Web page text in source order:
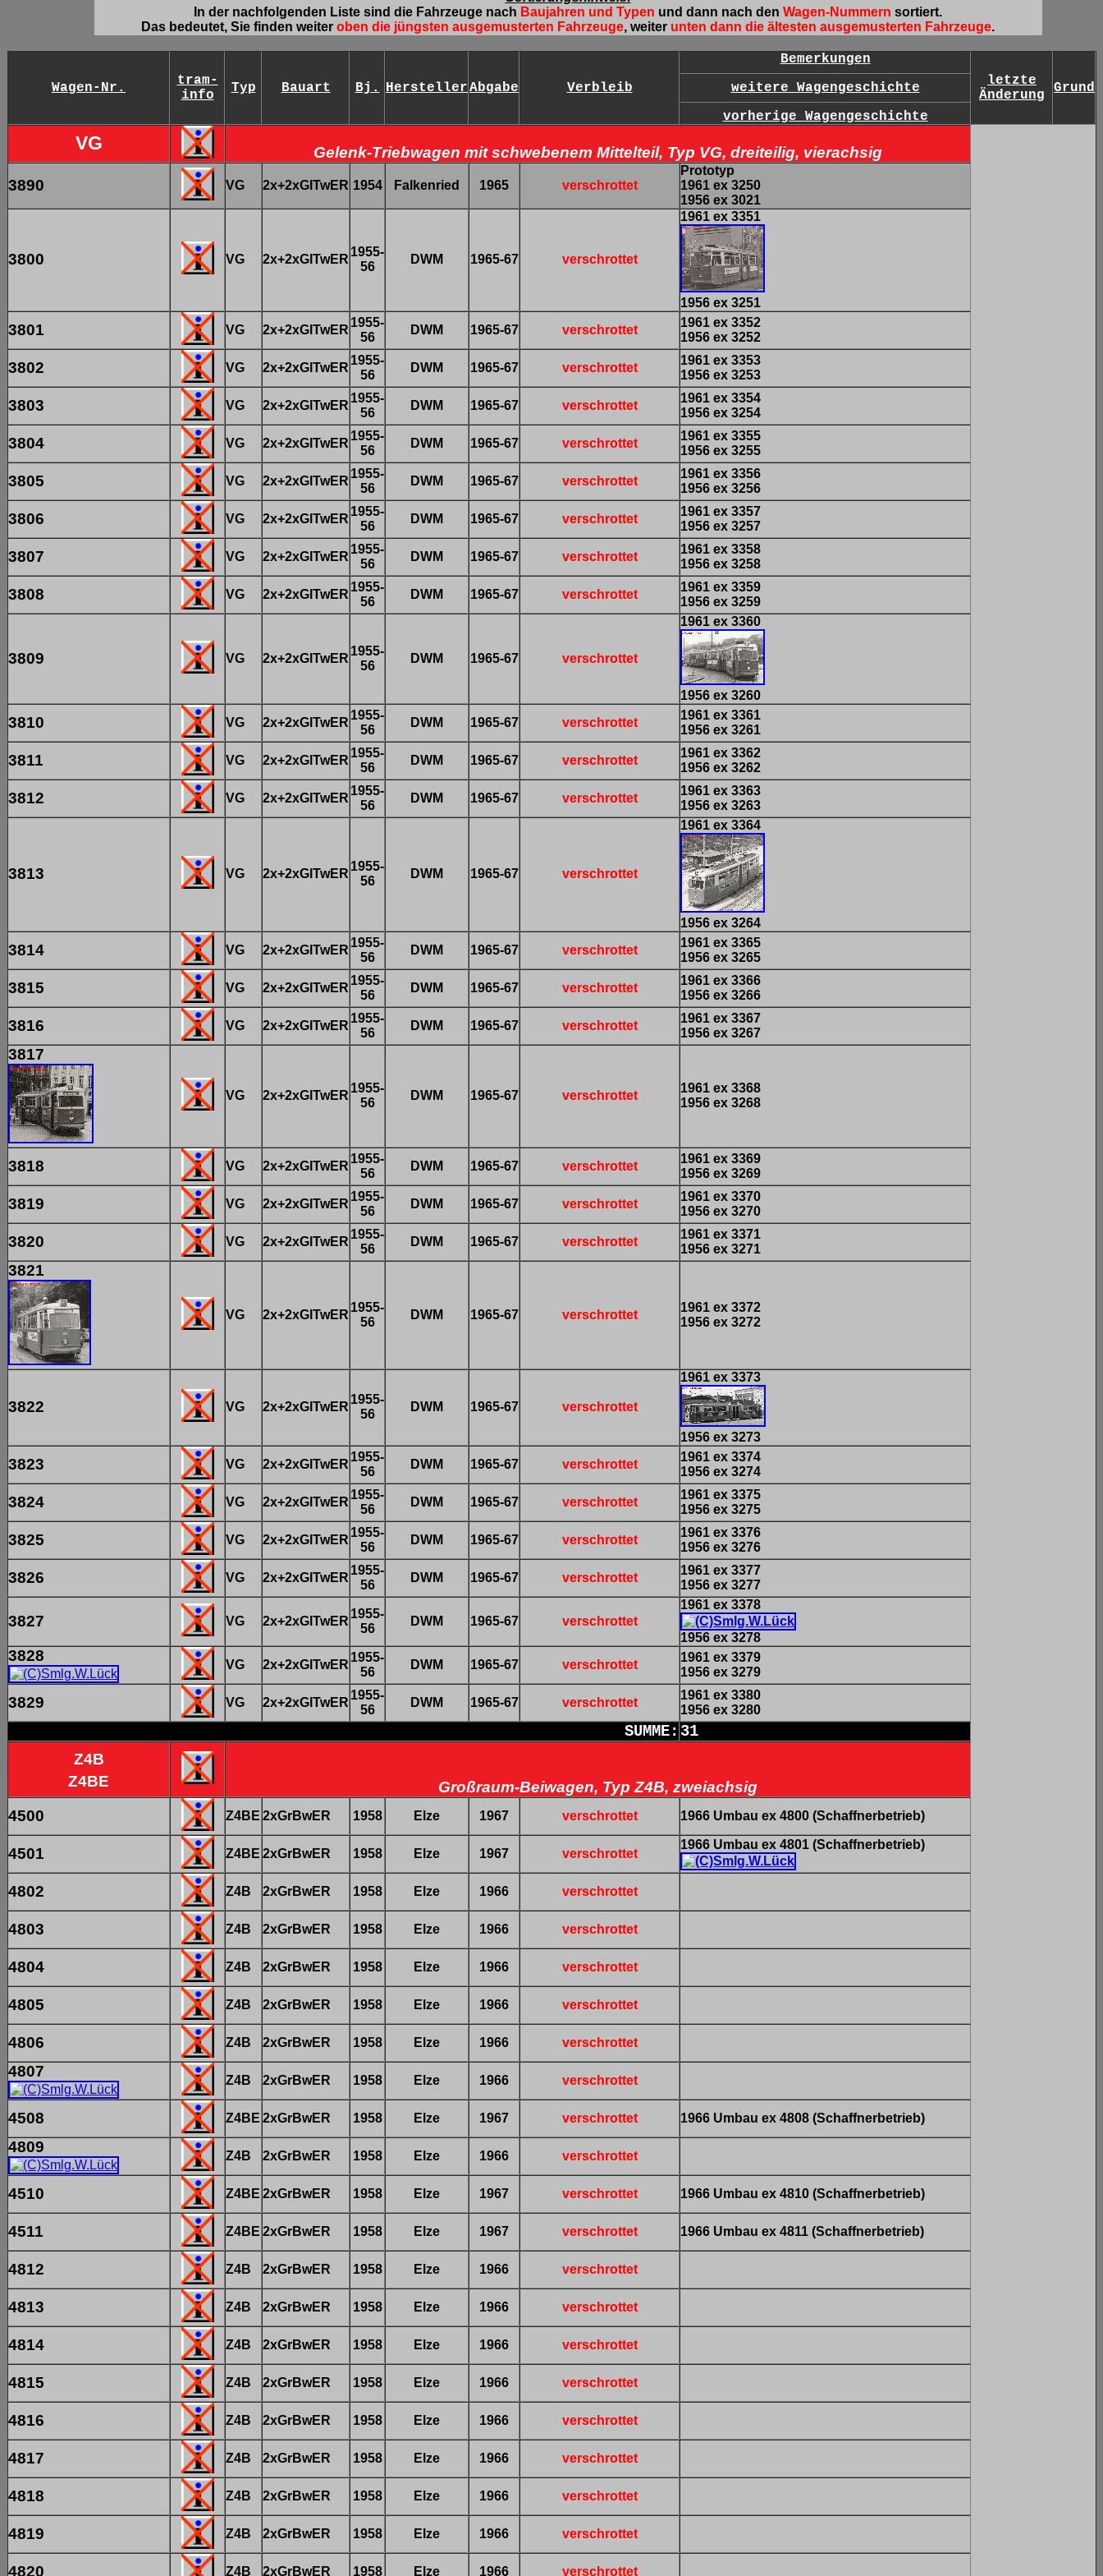
In der nachfolgenden Liste sind die Fahrzeuge nach Baujahren und Typen und dann nach den Wagen-Nummern sortiert.
Das bedeutet, Sie finden weiter oben die jüngsten ausgemusterten Fahrzeuge, weiter unten dann die ältesten ausgemusterten Fahrzeuge.
Wagen-Nr.
tram-
info
Typ Bauart Bj. HerstellerAbgabe Verbleib
Bemerkungen
weitere Wagengeschichte
vorherige Wagengeschichte
letzte
Änderung
Grund
VG
Gelenk-Triebwagen mit schwebenem Mittelteil, Typ VG, dreiteilig, vierachsig
3890
VG 2x+2xGlTwER 1954 Falkenried 1965 verschrottet
Prototyp
1961 ex 3250
1956 ex 3021
3800 VG 2x+2xGlTwER
1955-
56
DWM 1965-67 verschrottet
1961 ex 3351
1956 ex 3251
3801 VG 2x+2xGlTwER
1955-
56
DWM 1965-67 verschrottet
1961 ex 3352
1956 ex 3252
3802 VG 2x+2xGlTwER
1955-
56
DWM 1965-67 verschrottet
1961 ex 3353
1956 ex 3253
3803 VG 2x+2xGlTwER
1955-
56
DWM 1965-67 verschrottet
1961 ex 3354
1956 ex 3254
3804 VG 2x+2xGlTwER
1955-
56
DWM 1965-67 verschrottet
1961 ex 3355
1956 ex 3255
3805 VG 2x+2xGlTwER
1955-
56
DWM 1965-67 verschrottet
1961 ex 3356
1956 ex 3256
3806 VG 2x+2xGlTwER
1955-
56
DWM 1965-67 verschrottet
1961 ex 3357
1956 ex 3257
3807 VG 2x+2xGlTwER
1955-
56
DWM 1965-67 verschrottet
1961 ex 3358
1956 ex 3258
3808 VG 2x+2xGlTwER
1955-
56
DWM 1965-67 verschrottet
1961 ex 3359
1956 ex 3259
3809 VG 2x+2xGlTwER
1955-
56
DWM 1965-67 verschrottet
1961 ex 3360
1956 ex 3260
3810 VG 2x+2xGlTwER
1955-
56
DWM 1965-67 verschrottet
1961 ex 3361
1956 ex 3261
3811 VG 2x+2xGlTwER
1955-
56
DWM 1965-67 verschrottet
1961 ex 3362
1956 ex 3262
3812 VG 2x+2xGlTwER
1955-
56
DWM 1965-67 verschrottet
1961 ex 3363
1956 ex 3263
3813 VG 2x+2xGlTwER
1955-
56
DWM 1965-67 verschrottet
1961 ex 3364
1956 ex 3264
3814 VG 2x+2xGlTwER
1955-
56
DWM 1965-67 verschrottet
1961 ex 3365
1956 ex 3265
3815 VG 2x+2xGlTwER
1955-
56
DWM 1965-67 verschrottet
1961 ex 3366
1956 ex 3266
3816 VG 2x+2xGlTwER
1955-
56
DWM 1965-67 verschrottet
1961 ex 3367
1956 ex 3267
3817
VG 2x+2xGlTwER
1955-
56
DWM 1965-67 verschrottet
1961 ex 3368
1956 ex 3268
3818 VG 2x+2xGlTwER
1955-
56
DWM 1965-67 verschrottet
1961 ex 3369
1956 ex 3269
3819 VG 2x+2xGlTwER
1955-
56
DWM 1965-67 verschrottet
1961 ex 3370
1956 ex 3270
3820 VG 2x+2xGlTwER
1955-
56
DWM 1965-67 verschrottet
1961 ex 3371
1956 ex 3271
3821
VG 2x+2xGlTwER
1955-
56
DWM 1965-67 verschrottet
1961 ex 3372
1956 ex 3272
3822 VG 2x+2xGlTwER
1955-
56
DWM 1965-67 verschrottet
1961 ex 3373
1956 ex 3273
3823 VG 2x+2xGlTwER
1955-
56
DWM 1965-67 verschrottet
1961 ex 3374
1956 ex 3274
3824 VG 2x+2xGlTwER
1955-
56
DWM 1965-67 verschrottet
1961 ex 3375
1956 ex 3275
3825 VG 2x+2xGlTwER
1955-
56
DWM 1965-67 verschrottet
1961 ex 3376
1956 ex 3276
3826 VG 2x+2xGlTwER
1955-
56
DWM 1965-67 verschrottet
1961 ex 3377
1956 ex 3277
3827 VG 2x+2xGlTwER
1955-
56
DWM 1965-67 verschrottet
1961 ex 3378
1956 ex 3278
3828
VG 2x+2xGlTwER
1955-
56
DWM 1965-67 verschrottet
1961 ex 3379
1956 ex 3279
3829 VG 2x+2xGlTwER
1955-
56
DWM 1965-67 verschrottet
1961 ex 3380
1956 ex 3280
SUMME: 31
Z4B
Z4BE
Großraum-Beiwagen, Typ Z4B, zweiachsig
4500
Z4BE 2xGrBwER 1958 Elze 1967 verschrottet 1966 Umbau ex 4800 (Schaffnerbetrieb)
4501 Z4BE 2xGrBwER 1958 Elze 1967 verschrottet
1966 Umbau ex 4801 (Schaffnerbetrieb)
4802 Z4B 2xGrBwER 1958 Elze 1966 verschrottet
4803 Z4B 2xGrBwER 1958 Elze 1966 verschrottet
4804 Z4B 2xGrBwER 1958 Elze 1966 verschrottet
4805 Z4B 2xGrBwER 1958 Elze 1966 verschrottet
4806 Z4B 2xGrBwER 1958 Elze 1966 verschrottet
4807
Z4B 2xGrBwER 1958 Elze 1966 verschrottet
4508 Z4BE 2xGrBwER 1958 Elze 1967 verschrottet 1966 Umbau ex 4808 (Schaffnerbetrieb)
4809
Z4B 2xGrBwER 1958 Elze 1966 verschrottet
4510 Z4BE 2xGrBwER 1958 Elze 1967 verschrottet 1966 Umbau ex 4810 (Schaffnerbetrieb)
4511 Z4BE 2xGrBwER 1958 Elze 1967 verschrottet 1966 Umbau ex 4811 (Schaffnerbetrieb)
4812 Z4B 2xGrBwER 1958 Elze 1966 verschrottet
4813 Z4B 2xGrBwER 1958 Elze 1966 verschrottet
4814 Z4B 2xGrBwER 1958 Elze 1966 verschrottet
4815 Z4B 2xGrBwER 1958 Elze 1966 verschrottet
4816 Z4B 2xGrBwER 1958 Elze 1966 verschrottet
4817 Z4B 2xGrBwER 1958 Elze 1966 verschrottet
4818 Z4B 2xGrBwER 1958 Elze 1966 verschrottet
4819 Z4B 2xGrBwER 1958 Elze 1966 verschrottet
4820 Z4B 2xGrBwER 1958 Elze 1966 verschrottet